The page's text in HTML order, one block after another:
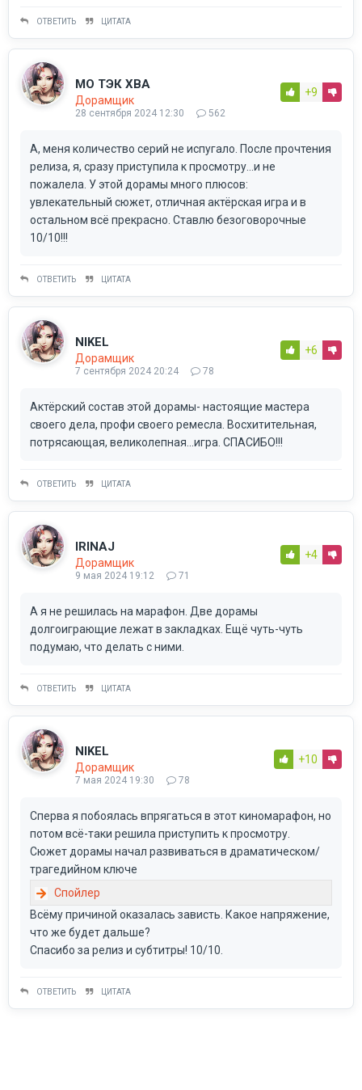
ОТВЕТИТЬ ЦИТАТА
МО ТЭК ХВА
Дорамщик
28 сентября 2024 12:30 562
+9
А, меня количество серий не испугало. После прочтения
релиза, я, сразу приступила к просмотру...и не
пожалела. У этой дорамы много плюсов:
увлекательный сюжет, отличная актёрская игра и в
остальном всё прекрасно. Ставлю безоговорочные
10/10!!!
ОТВЕТИТЬ ЦИТАТА
NIKEL
Дорамщик
7 сентября 2024 20:24 78
+6
Актёрский состав этой дорамы- настоящие мастера
своего дела, профи своего ремесла. Восхитительная,
потрясающая, великолепная...игра. СПАСИБО!!!
ОТВЕТИТЬ ЦИТАТА
IRINAJ
Дорамщик
9 мая 2024 19:12 71
+4
А я не решилась на марафон. Две дорамы
долгоиграющие лежат в закладках. Ещё чуть-чуть
подумаю, что делать с ними.
ОТВЕТИТЬ ЦИТАТА
NIKEL
Дорамщик
7 мая 2024 19:30 78
+10
Сперва я побоялась впрягаться в этот киномарафон, но
потом всё-таки решила приступить к просмотру.
Сюжет дорамы начал развиваться в драматическом/
трагедийном ключе
Всёму причиной оказалась зависть. Какое напряжение,
что же будет дальше?
Спасибо за релиз и субтитры! 10/10.
ОТВЕТИТЬ ЦИТАТА